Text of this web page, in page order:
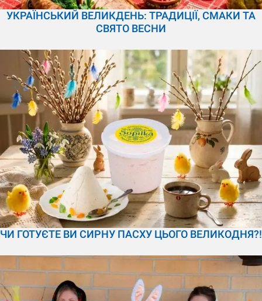
УКРАЇНСЬКИЙ ВЕЛИКДЕНЬ: ТРАДИЦІЇ, СМАКИ ТА
СВЯТО ВЕСНИ
ЧИ ГОТУЄТЕ ВИ СИРНУ ПАСХУ ЦЬОГО ВЕЛИКОДНЯ?!